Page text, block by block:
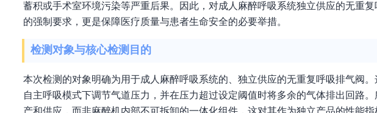
蓄积或手术室环境污染等严重后果。因此，对成人麻醉呼吸系统独立供应的无重
的强制要求，更是保障医疗质量与患者生命安全的必要举措。
检测对象与核心检测目的
本次检测的对象明确为用于成人麻醉呼吸系统的、独立供应的无重复呼吸排气阀
自主呼吸模式下调节气道压力，并在压力超过设定阈值时将多余的气体排出回路
产和供应，而非麻醉机内部不可拆卸的一体化组件，这对其作为独立产品的性能指